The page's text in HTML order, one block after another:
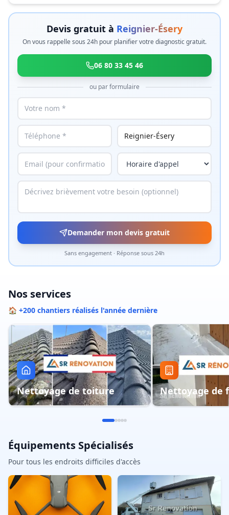
Devis gratuit à Reignier-Ésery
On vous rappelle sous 24h pour planifier votre diagnostic gratuit.
06 80 33 45 46
ou par formulaire
Demander mon devis gratuit
Sans engagement · Réponse sous 24h
Nos services
🏠 +200 chantiers réalisés l'année dernière
Nettoyage de toiture Nettoyage de
Équipements Spécialisés
Pour tous les endroits difficiles d'accès